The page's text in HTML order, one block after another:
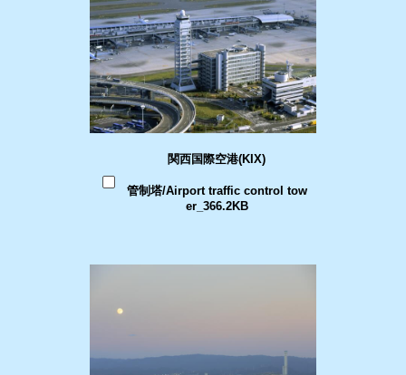
関西国際空港(KIX)
管制塔/Airport traffic control tow
er_366.2KB